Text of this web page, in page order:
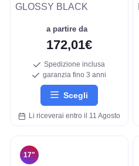
GLOSSY BLACK
a partire da
172,01€
Spedizione inclusa
garanzia fino 3 anni
Scegli
Li riceverai entro il 11 Agosto
17"